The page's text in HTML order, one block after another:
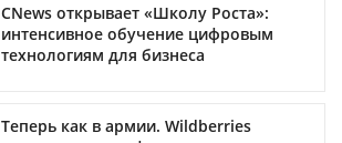
CNews открывает «Школу Роста»:
интенсивное обучение цифровым
технологиям для бизнеса
Теперь как в армии. Wildberries